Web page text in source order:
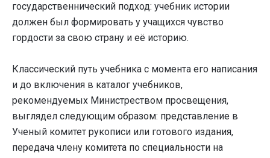
государственнический подход: учебник истории
должен был формировать у учащихся чувство
гордости за свою страну и её историю.
Классический путь учебника с момента его написания
и до включения в каталог учебников,
рекомендуемых Министреством просвещения,
выглядел следующим образом: представление в
Ученый комитет рукописи или готового издания,
передача члену комитета по специальности на